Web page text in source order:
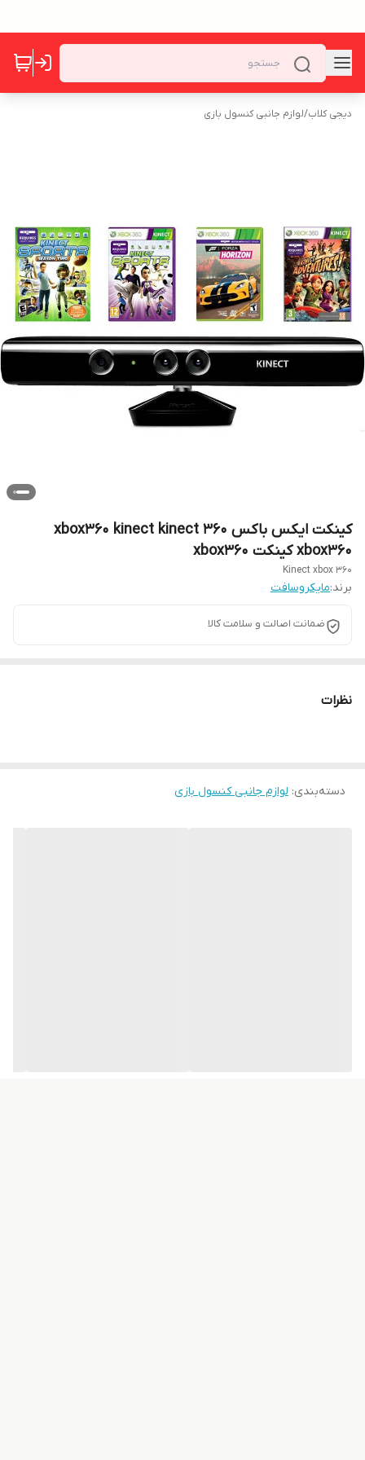
دیجی کلاب/لوازم جانبی کنسول بازی
کینکت ایکس باکس 360 xbox360 kinect kinect
xbox360 کینکت xbox360
Kinect xbox 360
برند:مایکروسافت
ضمانت اصالت و سلامت کالا
نظرات
دسته‌بندی: لوازم جانبی کنسول بازی